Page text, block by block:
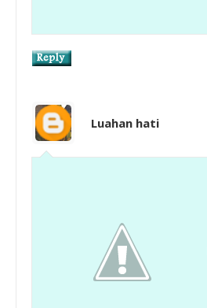
Luahan hati